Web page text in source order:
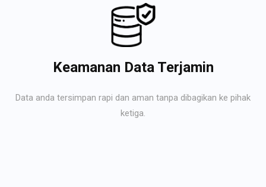
Keamanan Data Terjamin
Data anda tersimpan rapi dan aman tanpa dibagikan ke pihak
ketiga.